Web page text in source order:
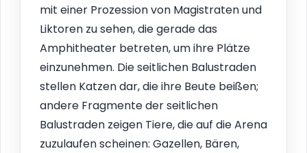
mit einer Prozession von Magistraten und
Liktoren zu sehen, die gerade das
Amphitheater betreten, um ihre Plätze
einzunehmen. Die seitlichen Balustraden
stellen Katzen dar, die ihre Beute beißen;
andere Fragmente der seitlichen
Balustraden zeigen Tiere, die auf die Arena
zuzulaufen scheinen: Gazellen, Bären,